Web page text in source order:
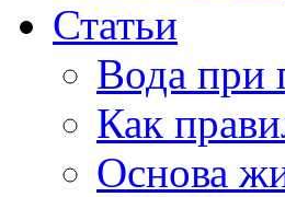
Статьи
Вода при
Как
Основа